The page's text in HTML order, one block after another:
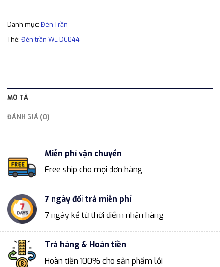
Danh mục: Đèn Trần
Thẻ: Đèn trần WL DC044
MÔ TẢ
ĐÁNH GIÁ (0)
Miễn phí vận chuyển
Free ship cho mọi đơn hàng
7 ngày đổi trả miễn phí
7 ngày kể từ thời điểm nhận hàng
Trả hàng & Hoàn tiền
Hoàn tiền 100% cho sản phẩm lỗi